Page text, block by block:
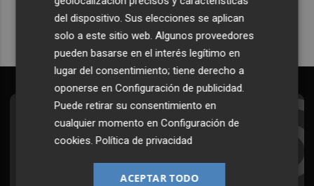
Suscríbete al Boletín
Todos los días a primera hora en tu email
¡Quiero suscribirme!
del dispositivo. Sus elecciones se aplican
solo a este sitio web. Algunos proveedores
pueden basarse en el interés legítimo en
lugar del consentimiento; tiene derecho a
oponerse enConfiguración de publicidad.
Puede retirar su consentimiento en
cualquier momento enConfiguración de
cookies.Política de privacidad
ACEPTAR TODO